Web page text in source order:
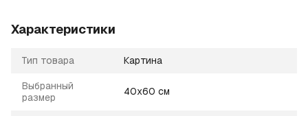
Характеристики
Тип товара Картина
Выбранный
размер
40х60 см